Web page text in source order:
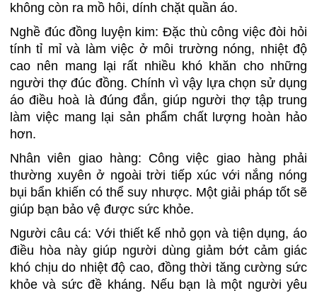
không còn ra mồ hôi, dính chặt quần áo.
Nghề đúc đồng luyện kim: Đặc thù công việc đòi hỏi
tính tỉ mỉ và làm việc ở môi trường nóng, nhiệt độ
cao nên mang lại rất nhiều khó khăn cho những
người thợ đúc đồng. Chính vì vậy lựa chọn sử dụng
áo điều hoà là đúng đắn, giúp người thợ tập trung
làm việc mang lại sản phẩm chất lượng hoàn hảo
hơn.
Nhân viên giao hàng: Công việc giao hàng phải
thường xuyên ở ngoài trời tiếp xúc với nắng nóng
bụi bẩn khiến có thể suy nhược. Một giải pháp tốt sẽ
giúp bạn bảo vệ được sức khỏe.
Người câu cá: Với thiết kế nhỏ gọn và tiện dụng, áo
điều hòa này giúp người dùng giảm bớt cảm giác
khó chịu do nhiệt độ cao, đồng thời tăng cường sức
khỏe và sức đề kháng. Nếu bạn là một người yêu